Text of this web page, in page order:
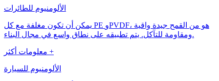
الألومنيوم للطائرات
يمكن أن تكون مغلفة مع كل PE وPVDF، هو من القمح جيدة واقية
ومقاومة للتآكل. يتم تطبيقه على نطاق واسع في مجال البناء.
معلومات أكثر +
الألومنيوم للسيارة